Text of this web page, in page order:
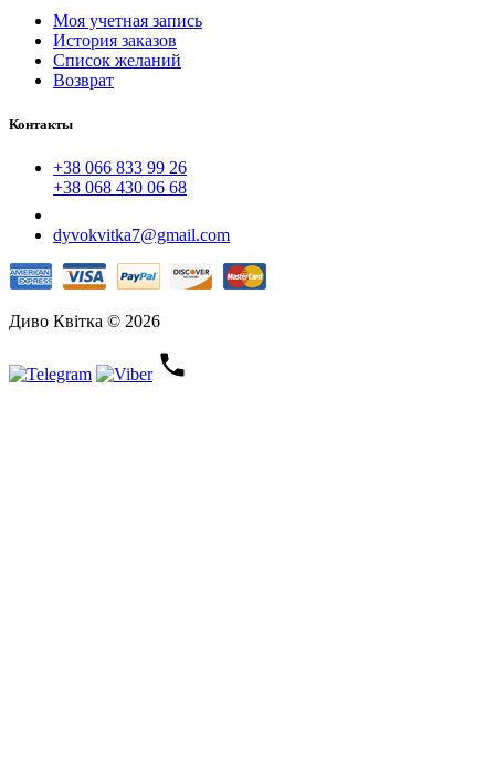
Моя учетная запись
История заказов
Список желаний
Возврат
Контакты
+38 066 833 99 26
+38 068 430 06 68
dyvokvitka7@gmail.com
Диво Квітка © 2026